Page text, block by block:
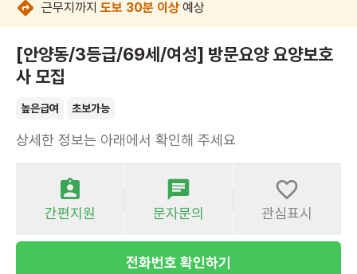
근무지까지 도보 30분 이상 예상
[안양동/3등급/69세/여성] 방문요양 요양보호
사 모집
높은급여 초보가능
상세한 정보는 아래에서 확인해 주세요
간편지원 문자문의 관심표시
전화번호 확인하기